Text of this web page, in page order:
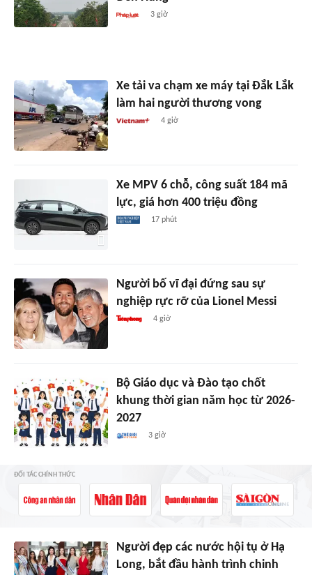
3 giờ
Xe tải va chạm xe máy tại Đắk Lắk
làm hai người thương vong
4 giờ
Xe MPV 6 chỗ, công suất 184 mã
lực, giá hơn 400 triệu đồng
17 phút
Người bố vĩ đại đứng sau sự
nghiệp rực rỡ của Lionel Messi
4 giờ
Bộ Giáo dục và Đào tạo chốt
khung thời gian năm học từ 2026-
2027
3 giờ
ĐỐI TÁC CHÍNH THỨC
Người đẹp các nước hội tụ ở Hạ
Long, bắt đầu hành trình chinh